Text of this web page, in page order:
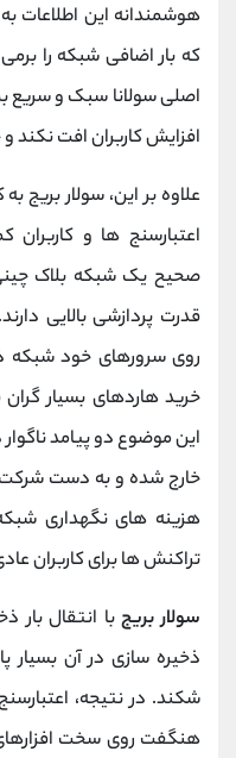
هوشمندانه این اطلاعات
که بار اضافی شبکه را
اصلی سولانا سبک و سریع
افزایش کاربران افت
علاوه بر این، سولار
اعتبارسنج ‌ها و
صحیح یک شبکه بلاک
قدرت پردازشی بالایی
روی سرورهای خود شبکه
خرید هاردهای بسیار
این موضوع دو پیامد
خارج شده و به دست شرکت
هزینه ‌های نگهداری
تراکنش ‌ها برای کاربران
سولار بریجبا انتقال بار
ذخیره ‌سازی در آن بسیار
‌شکند. در نتیجه،
هنگفت روی سخت‌